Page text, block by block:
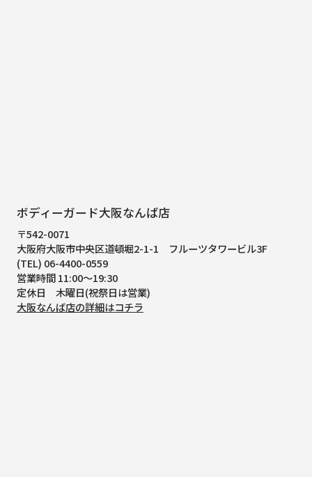
ボディーガード大阪なんば店
〒542-0071
大阪府大阪市中央区道頓堀2-1-1
フルーツタワービル3F
(TEL) 06-4400-0559
営業時間 11:00～19:30
定休日 木曜日(祝祭日は営業)
大阪なんば店の詳細はコチラ